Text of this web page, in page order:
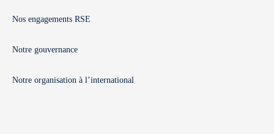
Nos engagements RSE
Notre gouvernance
Notre organisation à l’international